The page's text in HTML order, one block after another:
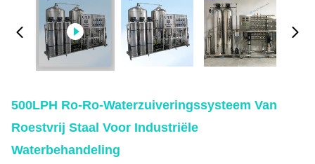
500LPH Ro-Ro-Waterzuiveringssysteem Van
Roestvrij Staal Voor Industriële
Waterbehandeling